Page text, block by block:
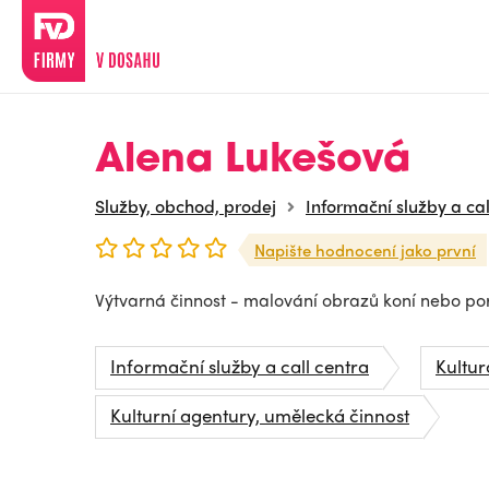
Alena Lukešová
Služby, obchod, prodej Informační služby a
Napište hodnocení jako první
Výtvarná činnost - malování obrazů koní nebo
Informační služby a call centra
Kulturní agentury, umělecká činnost